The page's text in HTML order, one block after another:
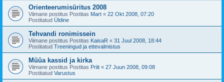
Orienteerumisüritus 2008
Viimane postitus Postitas Mart « 22 Okt 2008, 07:20
Postitatud Üldine
Tehvandi ronimissein
Viimane postitus Postitas KaisaR « 31 Juul 2008, 18:44
Postitatud Treeningud ja ettevalmistus
Müüa kassid ja kirka
Viimane postitus Postitas Priit « 27 Juun 2008, 09:08
Postitatud Varustus